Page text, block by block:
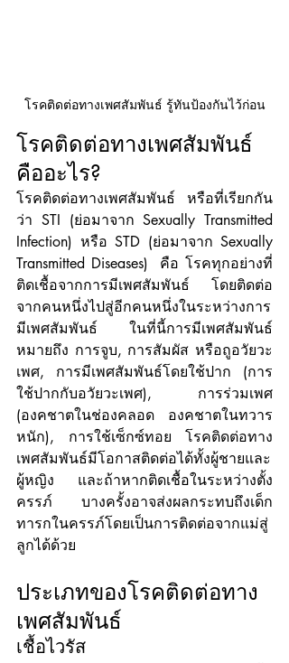
โรคติดต่อทางเพศสัมพันธ์ รู้ทันป้องกันไว้ก่อน
โรคติดต่อทางเพศสัมพันธ์
คืออะไร?
โรคติดต่อทางเพศสัมพันธ์ หรือที่เรียกกัน
ว่า STI (ย่อมาจาก Sexually Transmitted
Infection) หรือ STD (ย่อมาจาก Sexually
Transmitted Diseases)  คือ โรคทุกอย่างที่
ติดเชื้อจากการมีเพศสัมพันธ์ โดยติดต่อ
จากคนหนึ่งไปสู่อีกคนหนึ่งในระหว่างการ
มีเพศสัมพันธ์ ในที่นี้การมีเพศสัมพันธ์
หมายถึง การจูบ, การสัมผัส หรือถูอวัยวะ
เพศ, การมีเพศสัมพันธ์โดยใช้ปาก (การ
ใช้ปากกับอวัยวะเพศ), การร่วมเพศ
(องคชาตในช่องคลอด องคชาตในทวาร
หนัก), การใช้เซ็กซ์ทอย โรคติดต่อทาง
เพศสัมพันธ์มีโอกาสติดต่อได้ทั้งผู้ชายและ
ผู้หญิง และถ้าหากติดเชื้อในระหว่างตั้ง
ครรภ์ บางครั้งอาจส่งผลกระทบถึงเด็ก
ทารกในครรภ์โดยเป็นการติดต่อจากแม่สู่
ลูกได้ด้วย
ประเภทของโรคติดต่อทาง
เพศสัมพันธ์
เชื้อไวรัส